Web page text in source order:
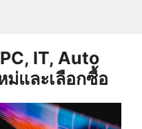
IT, Auto
ม่และเลือกซื้อ